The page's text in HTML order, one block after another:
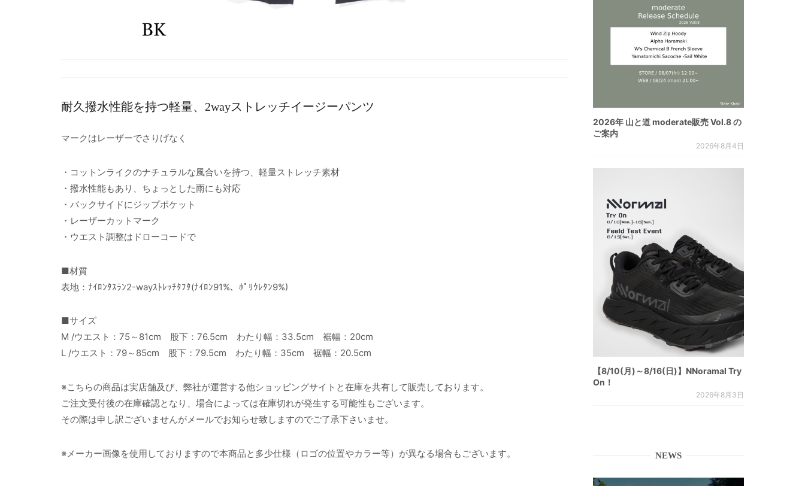
耐久撥水性能を持つ軽量、2wayストレッチイージーパンツ
マークはレーザーでさりげなく
・コットンライクのナチュラルな風合いを持つ、軽量ストレッチ素材
・撥水性能もあり、ちょっとした雨にも対応
・バックサイドにジップポケット
・レーザーカットマーク
・ウエスト調整はドローコードで
■材質
表地：ﾅｲﾛﾝﾀｽﾗﾝ2-wayｽﾄﾚｯﾁﾀﾌﾀ(ﾅｲﾛﾝ91%、ﾎﾟﾘｳﾚﾀﾝ9%)
■サイズ
M /ウエスト：75～81cm 股下：76.5cm わたり幅：33.5cm 裾幅：20cm
L /ウエスト：79～85cm 股下：79.5cm わたり幅：35cm 裾幅：20.5cm
※こちらの商品は実店舗及び、弊社が運営する他ショッピングサイトと在庫を共有して販売しております。
ご注文受付後の在庫確認となり、場合によっては在庫切れが発生する可能性もございます。
その際は申し訳ございませんがメールでお知らせ致しますのでご了承下さいませ。
※メーカー画像を使用しておりますので本商品と多少仕様（ロゴの位置やカラー等）が異なる場合もございます。
2026年 山と道 moderate販売 Vol.8 の
ご案内
2026年8月4日
【8/10(月)～8/16(日)】NNoramal Try
On！
2026年8月3日
NEWS